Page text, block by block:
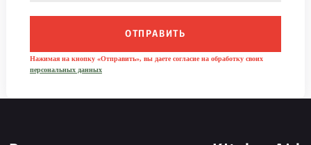
ОТПРАВИТЬ
Нажимая на кнопку «Отправить», вы даете согласие на обработку своих
персональных данных